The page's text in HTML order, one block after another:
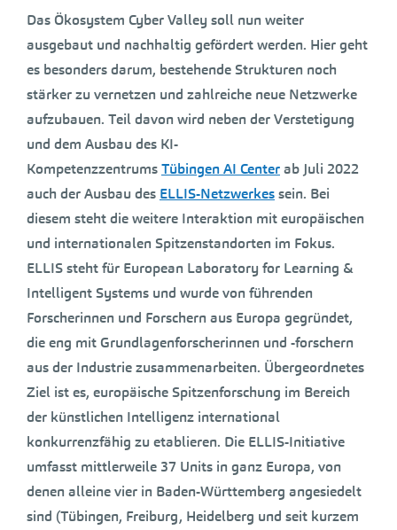
Das Ökosystem Cyber Valley soll nun weiter
ausgebaut und nachhaltig gefördert werden. Hier geht
es besonders darum, bestehende Strukturen noch
stärker zu vernetzen und zahlreiche neue Netzwerke
aufzubauen. Teil davon wird neben der Verstetigung
und dem Ausbau des KI-
KompetenzzentrumsTübingen AI Centerab Juli 2022
auch der Ausbau des ELLIS-Netzwerkessein. Bei
diesem steht die weitere Interaktion mit europäischen
und internationalen Spitzenstandorten im Fokus.
ELLIS steht für European Laboratory for Learning &
Intelligent Systems und wurde von führenden
Forscherinnen und Forschern aus Europa gegründet,
die eng mit Grundlagenforscherinnen und -forschern
aus der Industrie zusammenarbeiten. Übergeordnetes
Ziel ist es, europäische Spitzenforschung im Bereich
der künstlichen Intelligenz international
konkurrenzfähig zu etablieren. Die ELLIS-Initiative
umfasst mittlerweile 37 Units in ganz Europa, von
denen alleine vier in Baden-Württemberg angesiedelt
sind (Tübingen, Freiburg, Heidelberg und seit kurzem